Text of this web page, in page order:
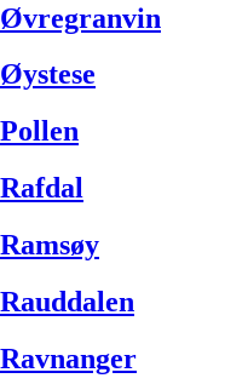
Øvregranvin
Øystese
Pollen
Rafdal
Ramsøy
Rauddalen
Ravnanger